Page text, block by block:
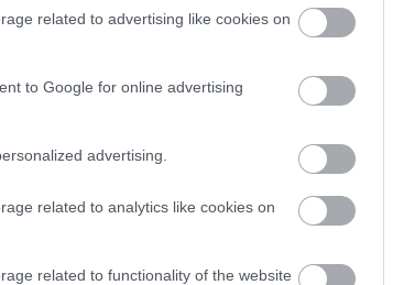
related to advertising like cookies on
to Google for online advertising
advertising.
related to analytics like cookies on
related to functionality of the website